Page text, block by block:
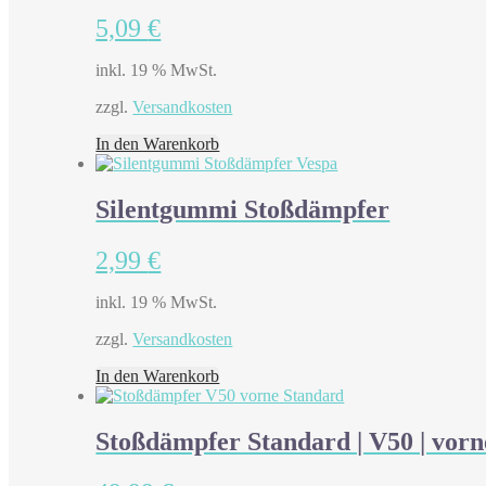
5,09€
inkl. 19 % MwSt.
zzgl.Versandkosten
In den Warenkorb
Silentgummi Stoßdämpfer
2,99€
inkl. 19 % MwSt.
zzgl.Versandkosten
In den Warenkorb
Stoßdämpfer Standard | V50 |